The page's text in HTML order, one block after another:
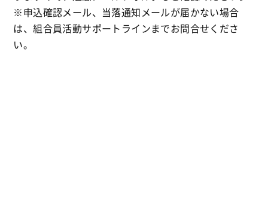
※申込確認メール、当落通知メールが届かない場合
は、組合員活動サポートラインまでお問合せくださ
い。